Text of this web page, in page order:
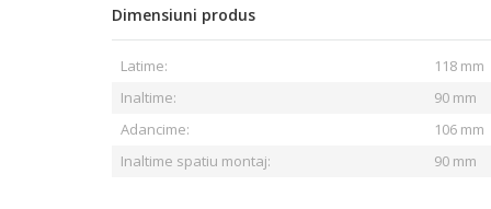
Dimensiuni produs
Latime:
118 mm
Inaltime:
90 mm
Adancime:
106 mm
Inaltime spatiu montaj:
90 mm